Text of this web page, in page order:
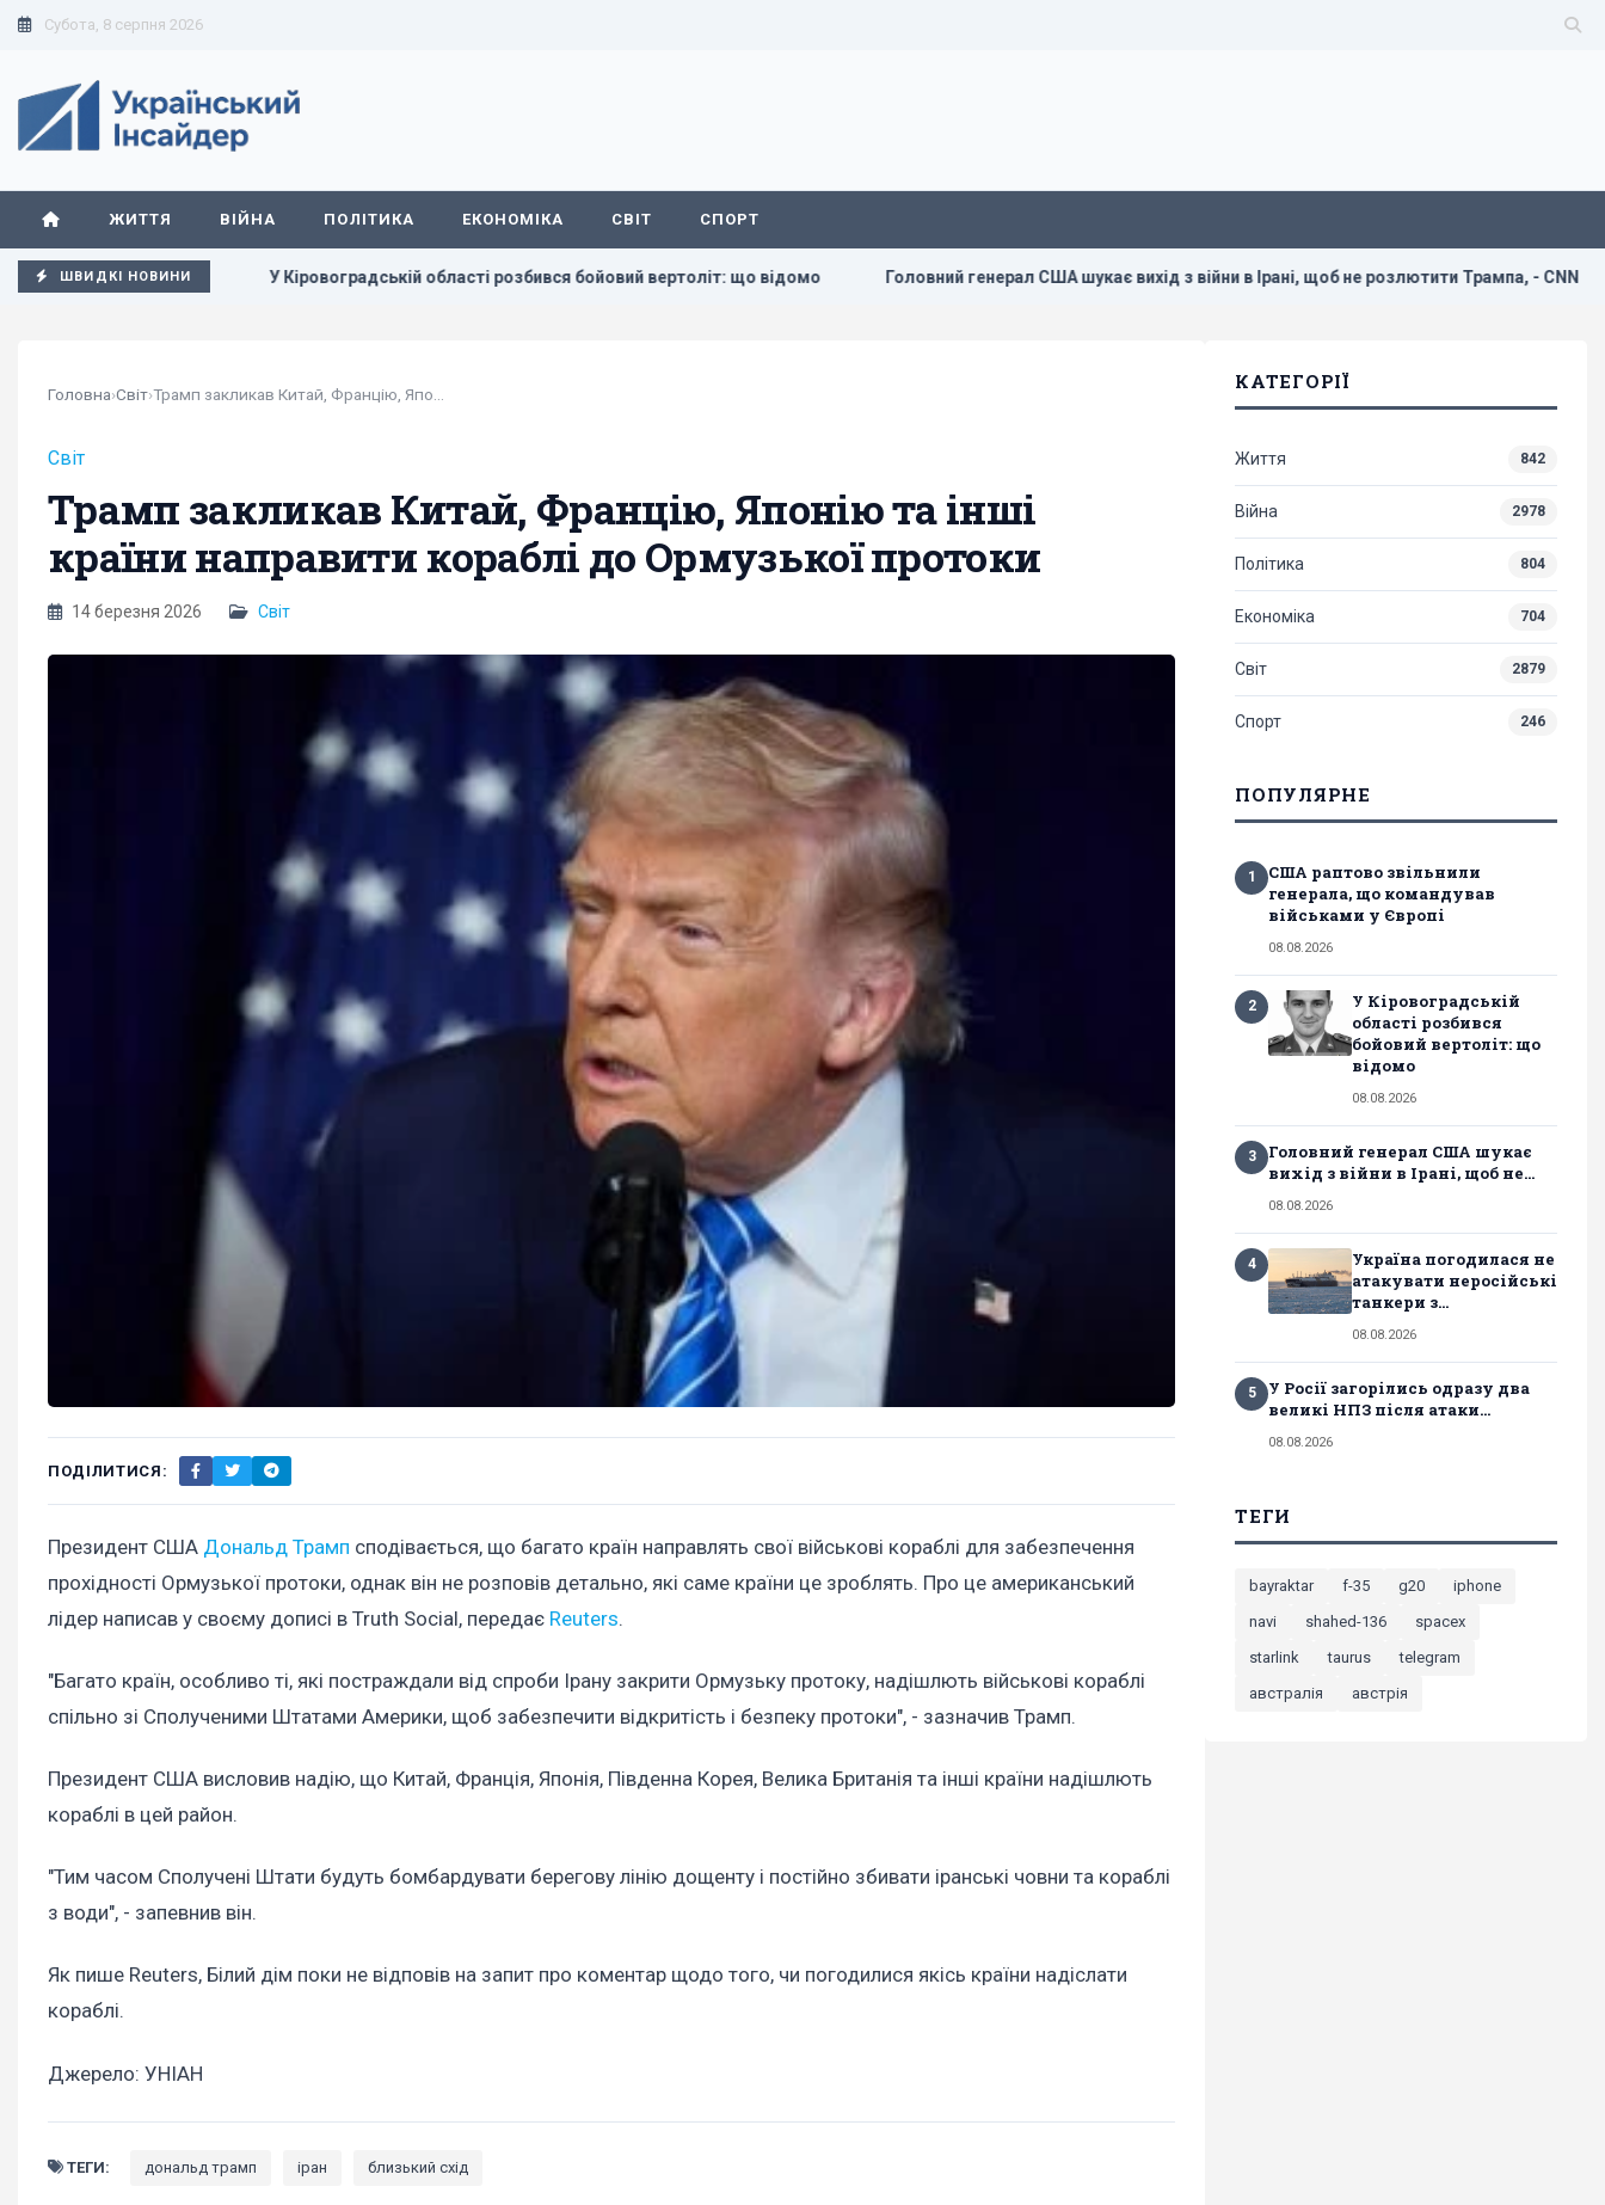
Субота, 8 серпня 2026
ЖИТТЯ ВІЙНА ПОЛІТИКА ЕКОНОМІКА СВІТ СПОРТ
ШВИДКІ НОВИНИ
у Європі У Кіровоградській області розбився бойовий вертоліт: що відомо Головний генерал США шукає вихід з війни в Ірані, щоб не розлютити Трампа, - CNN
Головна›Світ›
Світ
Трамп закликав Китай, Францію, Японію та інші
країни направити кораблі до Ормузької протоки
14 березня 2026 Світ
ПОДІЛИТИСЯ:
Президент США Дональд Трамп сподівається, що багато країн направлять свої військові кораблі для забезпечення
прохідності Ормузької протоки, однак він не розповів детально, які саме країни це зроблять. Про це американський
лідер написав у своєму дописі в Truth Social, передає Reuters.
"Багато країн, особливо ті, які постраждали від спроби Ірану закрити Ормузьку протоку, надішлють військові кораблі
спільно зі Сполученими Штатами Америки, щоб забезпечити відкритість і безпеку протоки", - зазначив Трамп.
Президент США висловив надію, що Китай, Франція, Японія, Південна Корея, Велика Британія та інші країни надішлють
кораблі в цей район.
"Тим часом Сполучені Штати будуть бомбардувати берегову лінію дощенту і постійно збивати іранські човни та кораблі
з води", - запевнив він.
Як пише Reuters, Білий дім поки не відповів на запит про коментар щодо того, чи погодилися якісь країни надіслати
кораблі.
Джерело: УНІАН
ТЕГИ: дональд трамп іран близький схід
КАТЕГОРІЇ
Життя 842
Війна 2978
Політика 804
Економіка 704
Світ 2879
Спорт 246
ПОПУЛЯРНЕ
1
США раптово звільнили
генерала, що командував
військами у Європі
08.08.2026
2
У Кіровоградській
області розбився
бойовий вертоліт: що
відомо
08.08.2026
3
Головний генерал США шукає
вихід з війни в Ірані, щоб не...
08.08.2026
4
Україна погодилася не
атакувати неросійські
танкери з...
08.08.2026
5
У Росії загорілись одразу два
великі НПЗ після атаки...
08.08.2026
ТЕГИ
bayraktar f-35 g20
iphone
navi
shahed-136
spacex
starlink
taurus
telegram
австралія
австрія